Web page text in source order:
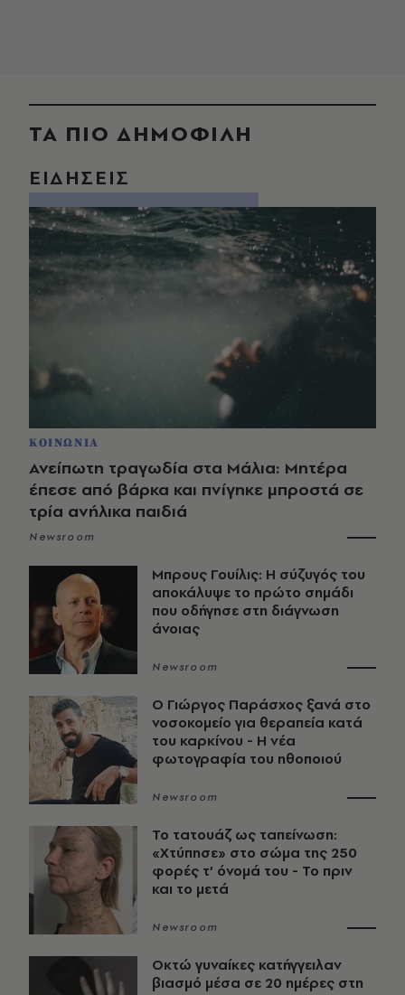
ΤΑ ΠΙΟ ΔΗΜΟΦΙΛΗ
ΕΙΔΗΣΕΙΣ
ΚΟΙΝΩΝΙΑ
Ανείπωτη τραγωδία στα Μάλια: Μητέρα
έπεσε από βάρκα και πνίγηκε μπροστά σε
τρία ανήλικα παιδιά
Newsroom
Μπρους Γουίλις: Η σύζυγός του
αποκάλυψε το πρώτο σημάδι
που οδήγησε στη διάγνωση
άνοιας
Newsroom
O Γιώργος Παράσχος ξανά στο
νοσοκομείο για θεραπεία κατά
του καρκίνου - Η νέα
φωτογραφία του ηθοποιού
Newsroom
Το τατουάζ ως ταπείνωση:
«Χτύπησε» στο σώμα της 250
φορές τ’ όνομά του - Το πριν
και το μετά
Newsroom
Οκτώ γυναίκες κατήγγειλαν
βιασμό μέσα σε 20 ημέρες στη